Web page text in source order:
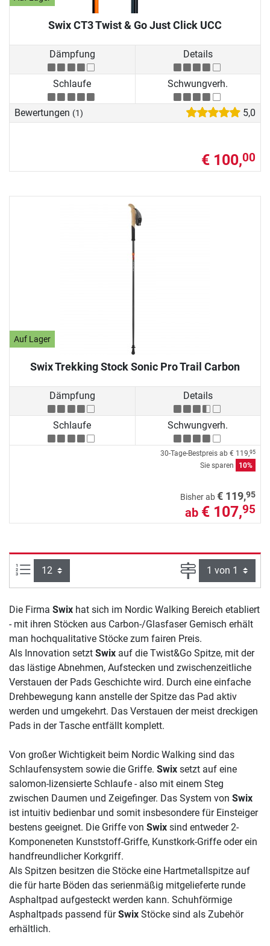
Swix CT3 Twist & Go Just Click UCC
Dämpfung Details
Schlaufe Schwungverh.
Bewertungen (1) 5,0
€ 100,00
Auf Lager
Swix Trekking Stock Sonic Pro Trail Carbon
Dämpfung Details
Schlaufe Schwungverh.
30-Tage-Bestpreis ab € 119,95
Sie sparen 10%
Bisher ab€ 119,95
ab € 107,95
Artikel pro Seite: Seite
Die Firma Swix hat sich im Nordic Walking Bereich etabliert
- mit ihren Stöcken aus Carbon-/Glasfaser Gemisch erhält
man hochqualitative Stöcke zum fairen Preis.
Als Innovation setzt Swix auf die Twist&Go Spitze, mit der
das lästige Abnehmen, Aufstecken und zwischenzeitliche
Verstauen der Pads Geschichte wird. Durch eine einfache
Drehbewegung kann anstelle der Spitze das Pad aktiv
werden und umgekehrt. Das Verstauen der meist dreckigen
Pads in der Tasche entfällt komplett.
Von großer Wichtigkeit beim Nordic Walking sind das
Schlaufensystem sowie die Griffe. Swix setzt auf eine
salomon-lizensierte Schlaufe - also mit einem Steg
zwischen Daumen und Zeigefinger. Das System von Swix
ist intuitiv bedienbar und somit insbesondere für Einsteiger
bestens geeignet. Die Griffe von Swix sind entweder 2-
Komponeneten Kunststoff-Griffe, Kunstkork-Griffe oder ein
handfreundlicher Korkgriff.
Als Spitzen besitzen die Stöcke eine Hartmetallspitze auf
die für harte Böden das serienmäßig mitgelieferte runde
Asphaltpad aufgesteckt werden kann. Schuhförmige
Asphaltpads passend fürSwix Stöcke sind als Zubehör
erhältlich.